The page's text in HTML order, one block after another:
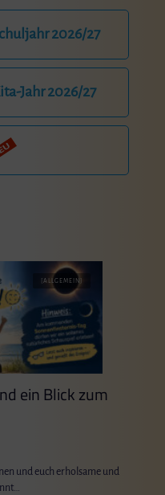
2026/27
Jahr 2026/27
[ALLGEMEIN]
ein Blick zum
und euch erholsame und